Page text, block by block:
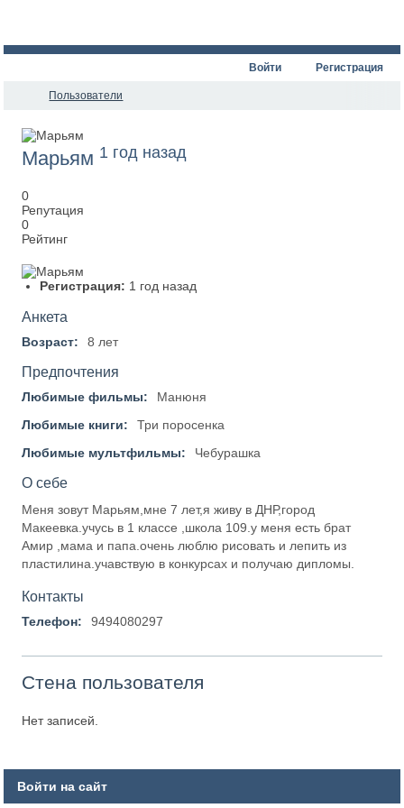
Войти Регистрация
Пользователи
Марьям 1 год назад
0
Репутация
0
Рейтинг
Регистрация: 1 год назад
Анкета
Возраст: 8 лет
Предпочтения
Любимые фильмы:
Манюня
Любимые книги:
Три поросенка
Любимые мультфильмы:
Чебурашка
О себе
Меня зовут Марьям,мне 7 лет,я живу в ДНР,город
Макеевка.учусь в 1 классе ,школа 109.у меня есть брат
Амир ,мама и папа.очень люблю рисовать и лепить из
пластилина.учавствую в конкурсах и получаю дипломы.
Контакты
Телефон: 9494080297
Стена пользователя
Нет записей.
Войти на сайт